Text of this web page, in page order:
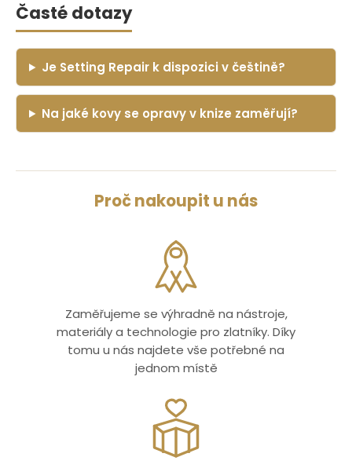
Časté dotazy
Je Setting Repair k dispozici v češtině?
Na jaké kovy se opravy v knize zaměřují?
Proč nakoupit u nás
Zaměřujeme se výhradně na nástroje,
materiály a technologie pro zlatníky. Díky
tomu u nás najdete vše potřebné na
jednom místě